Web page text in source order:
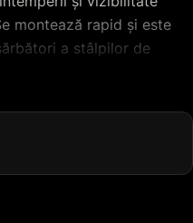
montează rapid și este
a stâlpilor de